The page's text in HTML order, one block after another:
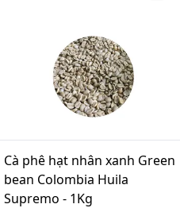
Cà phê hạt nhân xanh Green
bean Colombia Huila
Supremo - 1Kg